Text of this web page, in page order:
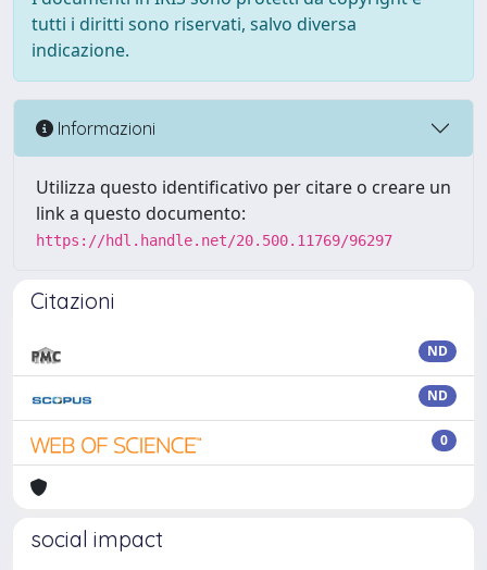
tutti i diritti sono riservati, salvo diversa
indicazione.
Informazioni
Utilizza questo identificativo per citare o creare un
link a questo documento:
https://hdl.handle.net/20.500.11769/96297
Citazioni
ND
ND
0
social impact